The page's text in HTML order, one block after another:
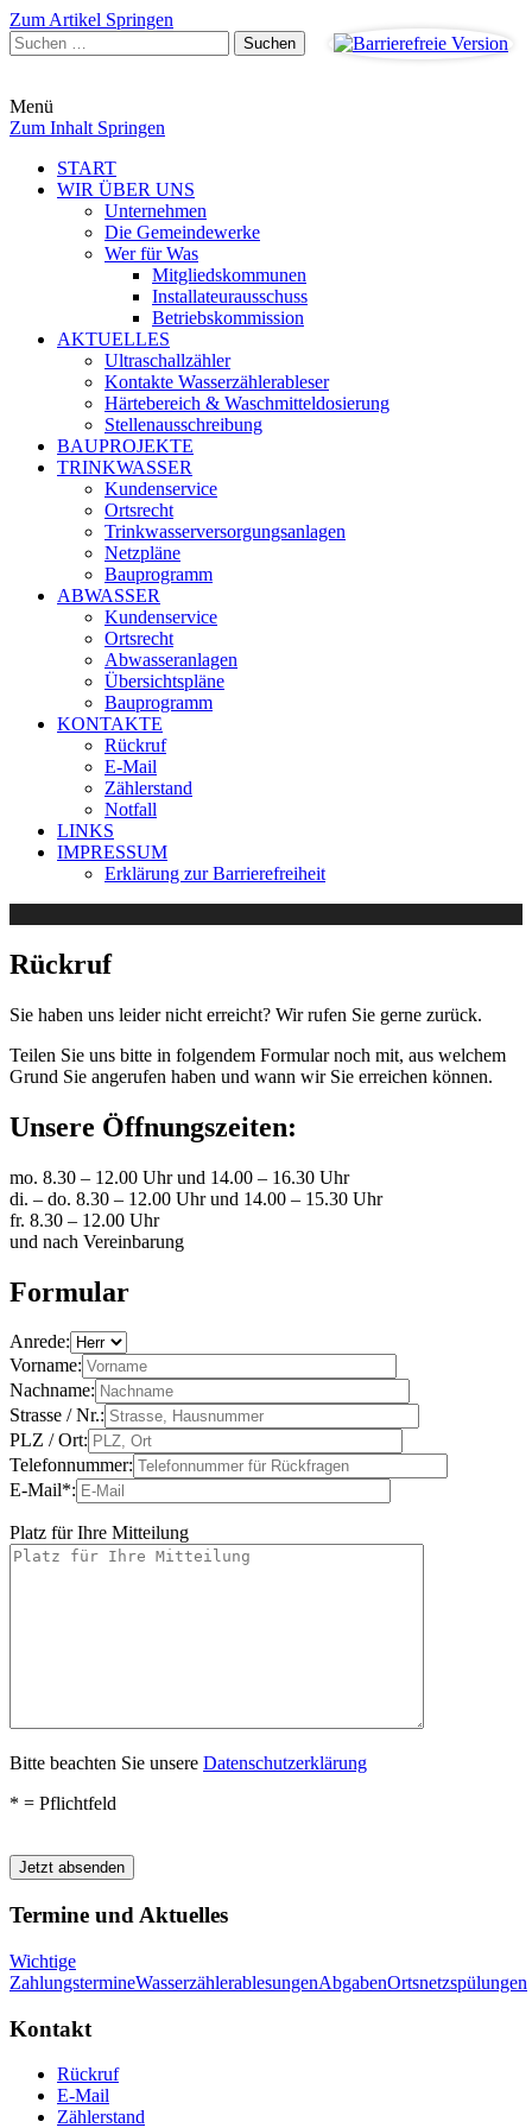
Zum Artikel Springen
Suchen
nach:
Menü
Zum Inhalt Springen
START
WIR ÜBER UNS
Unternehmen
Die Gemeindewerke
Wer für Was
Mitgliedskommunen
Installateurausschuss
Betriebskommission
AKTUELLES
Ultraschallzähler
Kontakte Wasserzählerableser
Härtebereich & Waschmitteldosierung
Stellenausschreibung
BAUPROJEKTE
TRINKWASSER
Kundenservice
Ortsrecht
Trinkwasserversorgungsanlagen
Netzpläne
Bauprogramm
ABWASSER
Kundenservice
Ortsrecht
Abwasseranlagen
Übersichtspläne
Bauprogramm
KONTAKTE
Rückruf
E-Mail
Zählerstand
Notfall
LINKS
IMPRESSUM
Erklärung zur Barrierefreiheit
Rückruf
Sie haben uns leider nicht erreicht? Wir rufen Sie gerne zurück.
Teilen Sie uns bitte in folgendem Formular noch mit, aus welchem
Grund Sie angerufen haben und wann wir Sie erreichen können.
Unsere Öffnungszeiten:
mo. 8.30 – 12.00 Uhr und 14.00 – 16.30 Uhr
di. – do. 8.30 – 12.00 Uhr und 14.00 – 15.30 Uhr
fr. 8.30 – 12.00 Uhr
und nach Vereinbarung
Formular
Anrede:
Vorname:
Nachname:
Strasse / Nr.:
PLZ / Ort:
Telefonnummer:
E-Mail*:
Platz für Ihre Mitteilung
Bitte beachten Sie unsere Datenschutzerklärung
* = Pflichtfeld
Termine und Aktuelles
Wichtige
ZahlungstermineWasserzählerablesungenAbgabenOrtsnetzspülungen
Kontakt
Rückruf
E-Mail
Zählerstand